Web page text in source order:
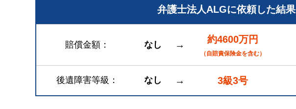
弁護士法人ALGに依頼した結果
賠償金額 なし → 約4600万円
（自賠責保険金を含む）
後遺障害等級 なし → 3級3号